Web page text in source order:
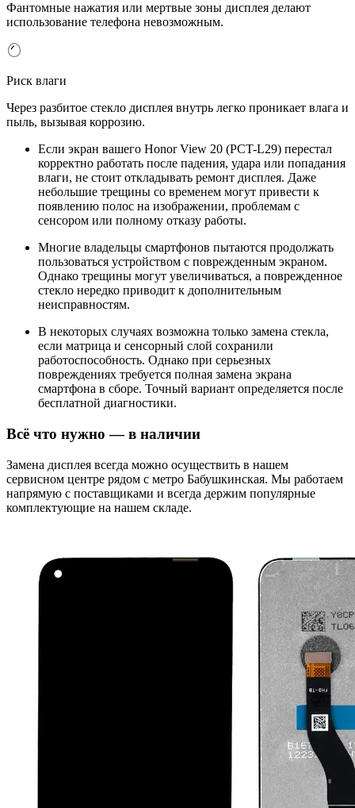
Фантомные нажатия или мертвые зоны дисплея делают
использование телефона невозможным.
Риск влаги
Через разбитое стекло дисплея внутрь легко проникает влага и
пыль, вызывая коррозию.
Если экран вашего Honor View 20 (PCT-L29) перестал
корректно работать после падения, удара или попадания
влаги, не стоит откладывать ремонт дисплея. Даже
небольшие трещины со временем могут привести к
появлению полос на изображении, проблемам с
сенсором или полному отказу работы.
Многие владельцы смартфонов пытаются продолжать
пользоваться устройством с поврежденным экраном.
Однако трещины могут увеличиваться, а поврежденное
стекло нередко приводит к дополнительным
неисправностям.
В некоторых случаях возможна только замена стекла,
если матрица и сенсорный слой сохранили
работоспособность. Однако при серьезных
повреждениях требуется полная замена экрана
смартфона в сборе. Точный вариант определяется после
бесплатной диагностики.
Всё что нужно — в наличии
Замена дисплея всегда можно осуществить в нашем
сервисном центре рядом с метро Бабушкинская. Мы работаем
напрямую с поставщиками и всегда держим популярные
комплектующие на нашем складе.